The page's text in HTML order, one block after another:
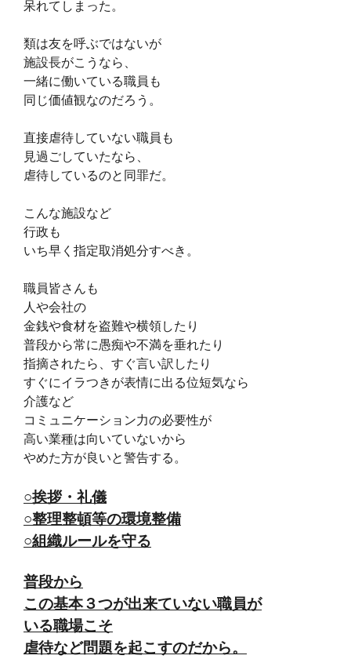
呆れてしまった。
類は友を呼ぶではないが
施設長がこうなら、
一緒に働いている職員も
同じ価値観なのだろう。
直接虐待していない職員も
見過ごしていたなら、
虐待しているのと同罪だ。
こんな施設など
行政も
いち早く指定取消処分すべき。
職員皆さんも
人や会社の
金銭や食材を盗難や横領したり
普段から常に愚痴や不満を垂れたり
指摘されたら、すぐ言い訳したり
すぐにイラつきが表情に出る位短気なら
介護など
コミュニケーション力の必要性が
高い業種は向いていないから
やめた方が良いと警告する。
○挨拶・礼儀
○整理整頓等の環境整備
○組織ルールを守る
普段から
この基本３つが出来ていない職員が
いる職場こそ
虐待など問題を起こすのだから。